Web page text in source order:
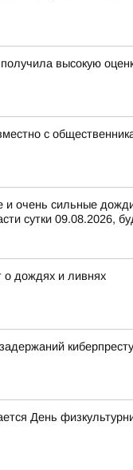
высокую
с
очень сильные
сутки 09.08.2026,
дождях и ливнях
День